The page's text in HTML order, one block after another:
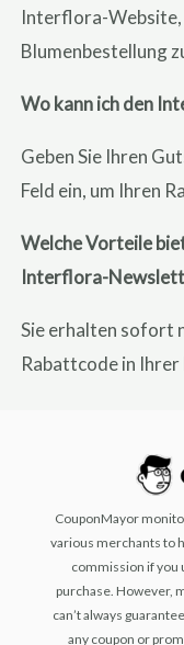
Interflora-Website,
Blumenbestellung
Wo kann ich den
Geben Sie Ihren
Feld ein, um Ihren
Welche Vorteile
Interflora-
Sie erhalten sofort
Rabattcode in Ihrer
CouponMayor
various merchants to
commission if you
purchase. However,
can’t always
any coupon or